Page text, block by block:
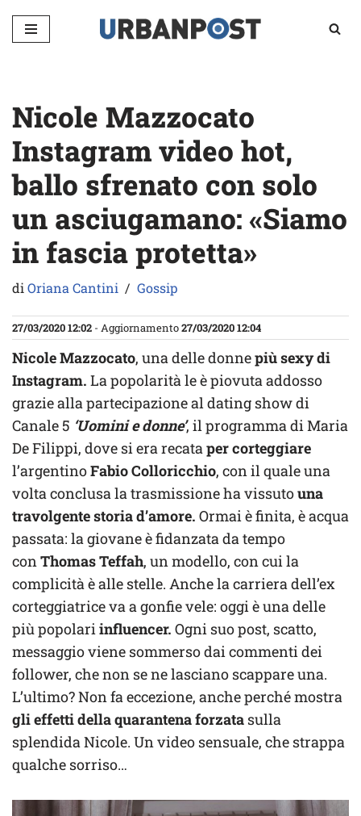
Vai
Nicole Mazzocato
Instagram video hot,
ballo sfrenato con solo
un asciugamano: «Siamo
in fascia protetta»
diOriana Cantini Gossip
27/03/2020 12:02 - Aggiornamento27/03/2020 12:04
Nicole Mazzocato, una delle donnepiù sexy di
Instagram. La popolarità le è piovuta addosso
grazie alla partecipazione al dating show di
Canale 5 ‘Uomini e donne’, il programma di Maria
De Filippi, dove si era recataper corteggiare
l’argentinoFabio Colloricchio, con il quale una
volta conclusa la trasmissione ha vissutouna
travolgente storia d’amore. Ormai è finita, è acqua
passata: la giovane è fidanzata da tempo
conThomas Teffah, un modello, con cui la
complicità è alle stelle. Anche la carriera dell’ex
corteggiatrice va a gonfie vele: oggi è una delle
più popolariinfluencer. Ogni suo post, scatto,
messaggio viene sommerso dai commenti dei
follower, che non se ne lasciano scappare una.
L’ultimo? Non fa eccezione, anche perché mostra
gli effetti della quarantena forzata sulla
splendida Nicole. Un video sensuale, che strappa
qualche sorriso…